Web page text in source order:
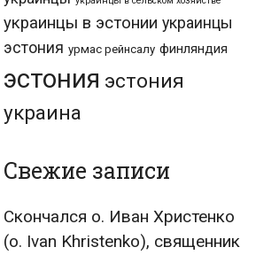
украинцы в эстонии украинцы
эстония урмас рейнсалу финляндия
эстония эстония
украина
Свежие записи
Скончался о. Иван Христенко
(о. Ivan Khristenko), священник